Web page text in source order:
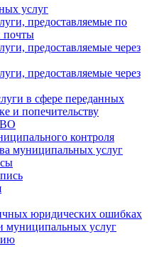
услуг
предоставляемые по
почты
предоставляемые через
предоставляемые через
в сфере переданных
и попечительству
контроля
муниципальных услуг
юридических ошибках
муниципальных услуг